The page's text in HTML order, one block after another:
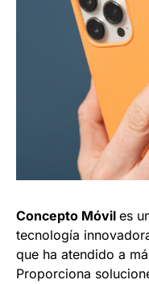
Concepto Móvil es
tecnología
que ha atendido a
Proporciona